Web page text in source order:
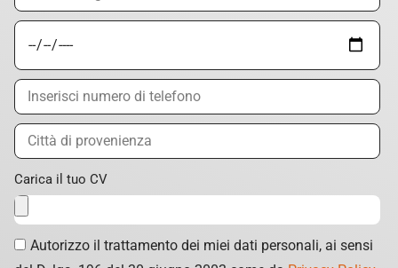
Carica il tuo CV
Autorizzo il trattamento dei miei dati personali, ai sensi